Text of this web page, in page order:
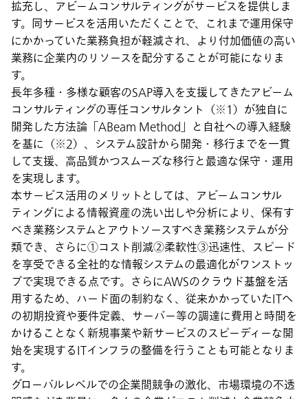
拡充し、アビームコンサルティングがサービスを提供しま
す。同サービスを活用いただくことで、これまで運用保守
にかかっていた業務負担が軽減され、より付加価値の高い
業務に企業内のリソースを配分することが可能になりま
す。
長年多種・多様な顧客のSAP導入を支援してきたアビーム
コンサルティングの専任コンサルタント（※1）が独自に
開発した方法論「ABeam Method」と自社への導入経験
を基に（※2）、システム設計から開発・移行までを一貫
して支援、高品質かつスムーズな移行と最適な保守・運用
を実現します。
本サービス活用のメリットとしては、アビームコンサル
ティングによる情報資産の洗い出しや分析により、保有す
べき業務システムとアウトソースすべき業務システムが分
類でき、さらに①コスト削減②柔軟性③迅速性、スピード
を享受できる全社的な情報システムの最適化がワンストッ
プで実現できる点です。さらにAWSのクラウド基盤を活
用するため、ハード面の制約なく、従来かかっていたITへ
の初期投資や要件定義、サーバー等の調達に費用と時間を
かけることなく新規事業や新サービスのスピーディーな開
始を実現するITインフラの整備を行うことも可能となりま
す。
グローバルレベルでの企業間競争の激化、市場環境の不透